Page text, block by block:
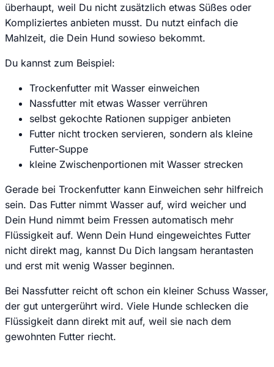
überhaupt, weil Du nicht zusätzlich etwas Süßes oder
Kompliziertes anbieten musst. Du nutzt einfach die
Mahlzeit, die Dein Hund sowieso bekommt.
Du kannst zum Beispiel:
Trockenfutter mit Wasser einweichen
Nassfutter mit etwas Wasser verrühren
selbst gekochte Rationen suppiger anbieten
Futter nicht trocken servieren, sondern als kleine
Futter-Suppe
kleine Zwischenportionen mit Wasser strecken
Gerade bei Trockenfutter kann Einweichen sehr hilfreich
sein. Das Futter nimmt Wasser auf, wird weicher und
Dein Hund nimmt beim Fressen automatisch mehr
Flüssigkeit auf. Wenn Dein Hund eingeweichtes Futter
nicht direkt mag, kannst Du Dich langsam herantasten
und erst mit wenig Wasser beginnen.
Bei Nassfutter reicht oft schon ein kleiner Schuss Wasser,
der gut untergerührt wird. Viele Hunde schlecken die
Flüssigkeit dann direkt mit auf, weil sie nach dem
gewohnten Futter riecht.